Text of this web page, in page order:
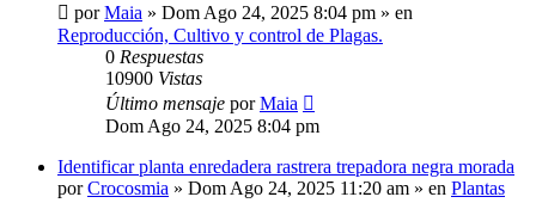
porMaia » Dom Ago 24, 2025 8:04 pm » en
Reproducción, Cultivo y control de Plagas.
0 Respuestas
10900 Vistas
Último mensaje porMaia
Dom Ago 24, 2025 8:04 pm
Identificar planta enredadera rastrera trepadora negra morada
porCrocosmia » Dom Ago 24, 2025 11:20 am » en Plantas